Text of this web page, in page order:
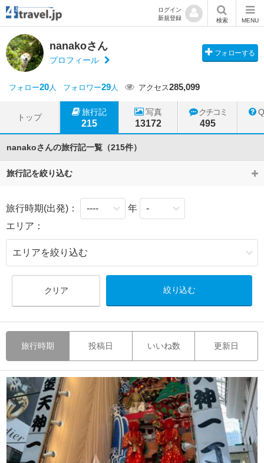
ログイン
新規登録
検索 MENU
nanakoさん
プロフィール
フォローする
フォロー20人 フォロワー29人 アクセス285,099
トップ
旅行記
215
写真
13172
クチコミ
495
nanakoさんの旅行記一覧（215件）
旅行記を絞り込む
旅行時期(出発)：
年
エリア：
クリア
旅行時期 投稿日 いいね数 更新日